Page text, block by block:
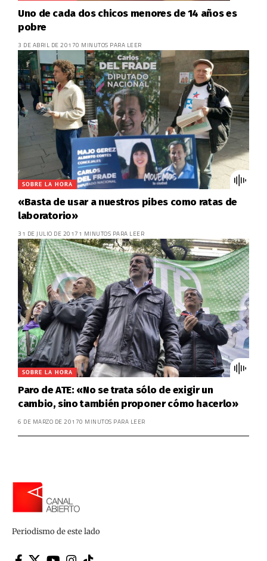
Uno de cada dos chicos menores de 14 años es
pobre
3 DE ABRIL DE 20170 MINUTOS PARA LEER
SOBRE LA HORA
«Basta de usar a nuestros pibes como ratas de
laboratorio»
31 DE JULIO DE 2017 1 MINUTOS PARA LEER
SOBRE LA HORA
Paro de ATE: «No se trata sólo de exigir un
cambio, sino también proponer cómo hacerlo»
6 DE MARZO DE 20170 MINUTOS PARA LEER
Periodismo de este lado